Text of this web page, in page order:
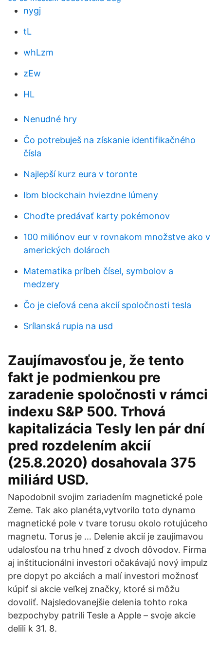
nygj
tL
whLzm
zEw
HL
Nenudné hry
Čo potrebuješ na získanie identifikačného
čísla
Najlepší kurz eura v toronte
Ibm blockchain hviezdne lúmeny
Choďte predávať karty pokémonov
100 miliónov eur v rovnakom množstve ako v
amerických dolároch
Matematika príbeh čísel, symbolov a
medzery
Čo je cieľová cena akcií spoločnosti tesla
Srílanská rupia na usd
Zaujímavosťou je, že tento
fakt je podmienkou pre
zaradenie spoločnosti v rámci
indexu S&P 500. Trhová
kapitalizácia Tesly len pár dní
pred rozdelením akcií
(25.8.2020) dosahovala 375
miliárd USD.
Napodobnil svojim zariadením magnetické pole
Zeme. Tak ako planéta,vytvorilo toto dynamo
magnetické pole v tvare torusu okolo rotujúceho
magnetu. Torus je … Delenie akcií je zaujímavou
udalosťou na trhu hneď z dvoch dôvodov. Firma
aj inštitucionálni investori očakávajú nový impulz
pre dopyt po akciách a malí investori možnosť
kúpiť si akcie veľkej značky, ktoré si môžu
dovoliť. Najsledovanejšie delenia tohto roka
bezpochyby patrili Tesle a Apple – svoje akcie
delili k 31. 8.